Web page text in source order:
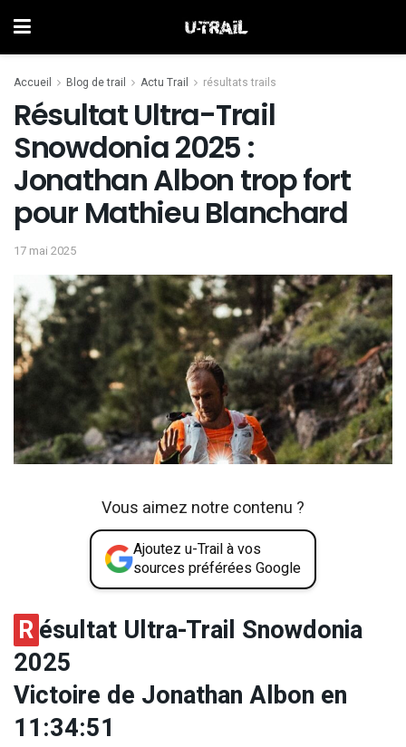
Accueil Blog de trail Actu Trail résultats trails
Résultat Ultra-Trail
Snowdonia 2025 :
Jonathan Albon trop fort
pour Mathieu Blanchard
17 mai 2025
Vous aimez notre contenu ?
Ajoutez u-Trail à vos
sources préférées Google
Résultat Ultra-Trail Snowdonia
2025
Victoire de Jonathan Albon en
11:34:51